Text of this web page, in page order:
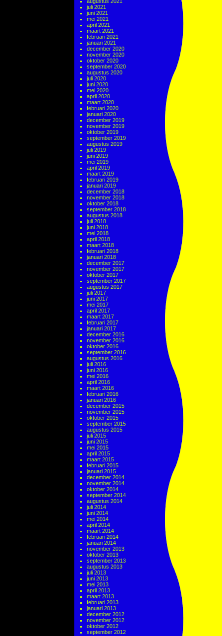
juli 2021
juni 2021
mei 2021
april 2021
maart 2021
februari 2021
januari 2021
december 2020
november 2020
oktober 2020
september 2020
augustus 2020
juli 2020
juni 2020
mei 2020
april 2020
maart 2020
februari 2020
januari 2020
december 2019
november 2019
oktober 2019
september 2019
augustus 2019
juli 2019
juni 2019
mei 2019
april 2019
maart 2019
februari 2019
januari 2019
december 2018
november 2018
oktober 2018
september 2018
augustus 2018
juli 2018
juni 2018
mei 2018
april 2018
maart 2018
februari 2018
januari 2018
december 2017
november 2017
oktober 2017
september 2017
augustus 2017
juli 2017
juni 2017
mei 2017
april 2017
maart 2017
februari 2017
januari 2017
december 2016
november 2016
oktober 2016
september 2016
augustus 2016
juli 2016
juni 2016
mei 2016
april 2016
maart 2016
februari 2016
januari 2016
december 2015
november 2015
oktober 2015
september 2015
augustus 2015
juli 2015
juni 2015
mei 2015
april 2015
maart 2015
februari 2015
januari 2015
december 2014
november 2014
oktober 2014
september 2014
augustus 2014
juli 2014
juni 2014
mei 2014
april 2014
maart 2014
februari 2014
januari 2014
november 2013
oktober 2013
september 2013
augustus 2013
juli 2013
juni 2013
mei 2013
april 2013
maart 2013
februari 2013
januari 2013
december 2012
november 2012
oktober 2012
september 2012